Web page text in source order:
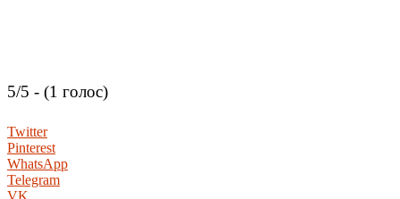
5/5 - (1 голос)
Twitter
Pinterest
WhatsApp
Telegram
VK